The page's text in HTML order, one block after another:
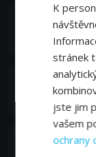
Adéla
Boženka
Robert Hájek
Josef Schwarz
Pavel
K
stránek
jste jim
vašem
ochrany